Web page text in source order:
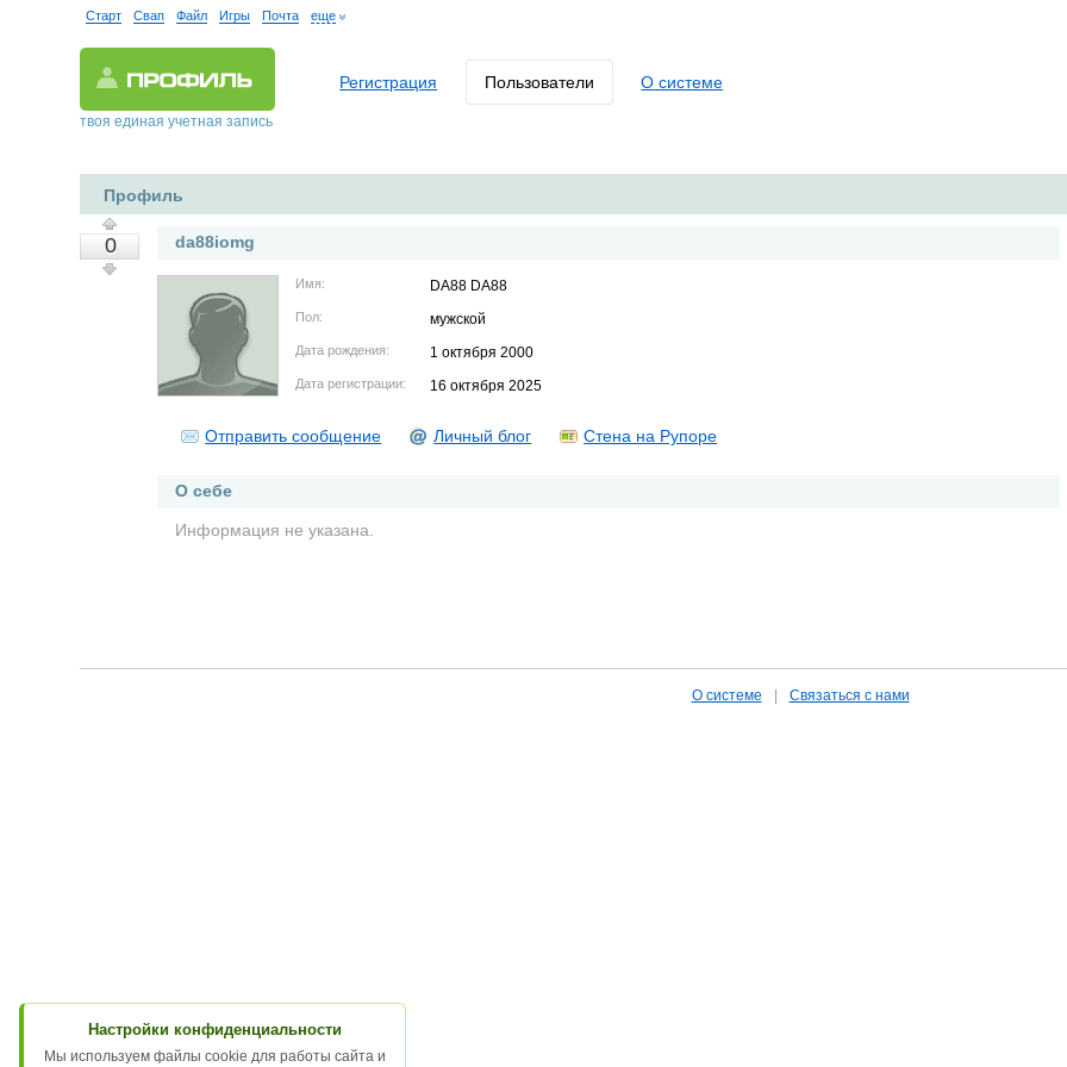
Старт Свап Файл Игры Почта еще
твоя единая учетная запись
Регистрация Пользователи О системе
Профиль
0 da88iomg
Имя: DA88 DA88
Пол: мужской
Дата рождения: 1 октября 2000
Дата регистрации: 16 октября 2025
Отправить сообщение Личный блог Стена на Рупоре
О себе
Информация не указана.
О системе Связаться с нами
Настройки конфиденциальности
Мы используем файлы cookie для работы сайта и